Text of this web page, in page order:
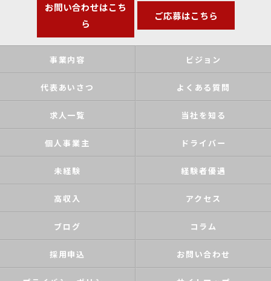
お問い合わせはこち
ら
ご応募はこちら
事業内容 ビジョン
代表あいさつ よくある質問
求人一覧 当社を知る
個人事業主 ドライバー
未経験 経験者優遇
高収入 アクセス
ブログ コラム
採用申込 お問い合わせ